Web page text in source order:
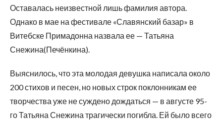
Оставалась неизвестной лишь фамилия автора.
Однако в мае на фестивале «Славянский базар» в
Витебске Примадонна назвала ее — Татьяна
Снежина(Печёнкина).
Выяснилось, что эта молодая девушка написала около
200 стихов и песен, но новых строк поклонникам ее
творчества уже не суждено дождаться — в августе 95-
го Татьяна Снежина трагически погибла. Ей было всего